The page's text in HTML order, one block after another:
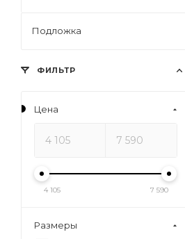
Подложка
ФИЛЬТР
Цена
4 105 7 590
Размеры